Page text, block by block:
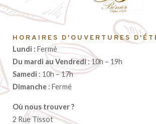
HORAIRES D'OUVERTURES
Lundi : Fermé
Du mardi au Vendredi: 10h – 19h
Samedi : 10h – 17h
Dimanche : Fermé
Où nous trouver ?
2 Rue Tissot